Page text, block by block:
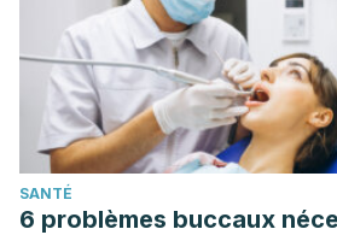
SANTÉ
6 problèmes buccaux